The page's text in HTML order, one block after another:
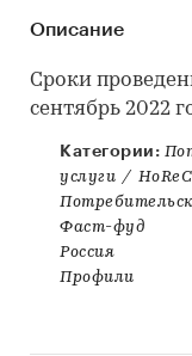
Описание
Сроки
сентябрь 2022
Категории:
услуги /
Фаст-фуд
Россия
Профили